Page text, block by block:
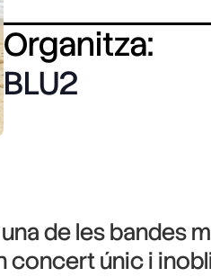
Organitza:
BLU2
de les bandes
concert únic i